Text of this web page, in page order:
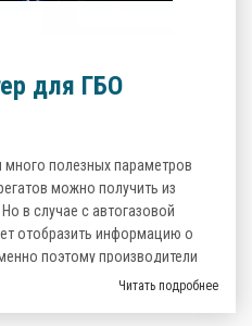
для ГБО
полезных параметров
можно получить из
в случае с автогазовой
отобразить информацию о
поэтому производители
альтернативные
Читать подробнее